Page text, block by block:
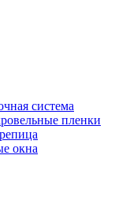
система
пленки
окна